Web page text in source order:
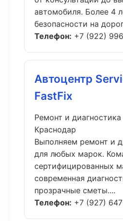
автомобиля. Более 4
безопасности на
Телефон: +7 (922)
Автоцентр
FastFix
Ремонт и
Краснодар
Выполняем ремонт и
для любых марок.
сертифицированных
современная
прозрачные сметы....
Телефон: +7 (927)